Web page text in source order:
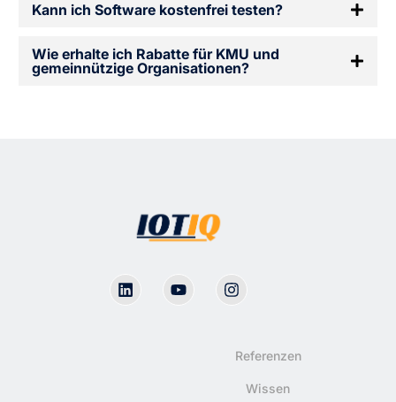
Kann ich Software kostenfrei testen?
Wie erhalte ich Rabatte für KMU und
gemeinnützige Organisationen?
Referenzen
Wissen